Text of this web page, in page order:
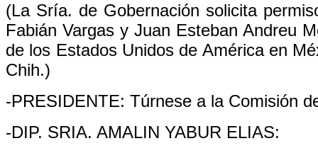
(La Sría. de Gobernación solicita
Fabián Vargas y Juan Esteban Andreu
de los Estados Unidos de América en
Chih.)
-PRESIDENTE: Túrnese a la Comisión
-DIP. SRIA. AMALIN YABUR ELIAS: